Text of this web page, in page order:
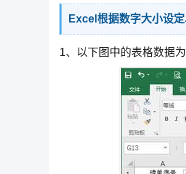
Excel根据数字大小设
1、以下图中的表格数据